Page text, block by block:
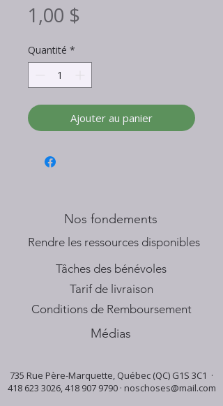
1,00 $
Quantité *
Ajouter au panier
Nos fondements
​Rendre les ressources disponibles
Tâches des bénévoles
Tarif de livraison
Conditions de Remboursement
Médias
735 Rue Père-Marquette, Québec (QC) G1S 3C1 ·
418 623 3026,418 907 9790· noschoses@mail.com